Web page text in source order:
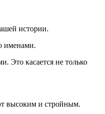
истории.
именами.
Это касается не только
высоким и стройным.